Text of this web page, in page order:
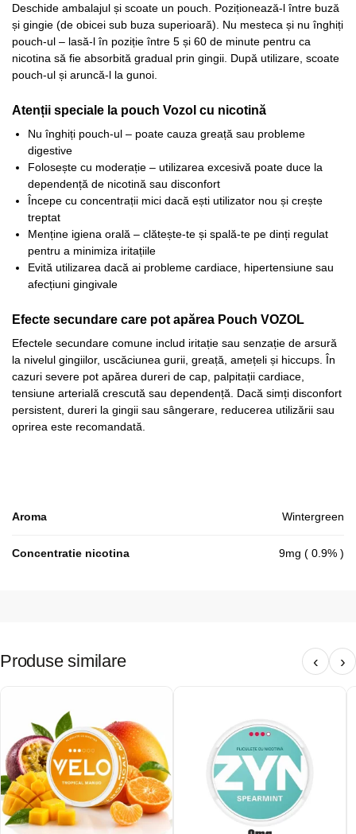
Deschide ambalajul și scoate un pouch. Poziționează-l între buză
și gingie (de obicei sub buza superioară). Nu mesteca și nu înghiți
pouch-ul – lasă-l în poziție între 5 și 60 de minute pentru ca
nicotina să fie absorbită gradual prin gingii. După utilizare, scoate
pouch-ul și aruncă-l la gunoi.​
Atenții speciale la pouch Vozol cu nicotină
Nu înghiți pouch-ul – poate cauza greață sau probleme
digestive​
Folosește cu moderație – utilizarea excesivă poate duce la
dependență de nicotină sau disconfort
Începe cu concentrații mici dacă ești utilizator nou și crește
treptat​
Menține igiena orală – clătește-te și spală-te pe dinți regulat
pentru a minimiza iritațiile
Evită utilizarea dacă ai probleme cardiace, hipertensiune sau
afecțiuni gingivale
Efecte secundare care pot apărea Pouch VOZOL
Efectele secundare comune includ iritație sau senzație de arsură
la nivelul gingiilor, uscăciunea gurii, greață, amețeli și hiccups. În
cazuri severe pot apărea dureri de cap, palpitații cardiace,
tensiune arterială crescută sau dependență. Dacă simți disconfort
persistent, dureri la gingii sau sângerare, reducerea utilizării sau
oprirea este recomandată.​
Aroma Wintergreen
Concentratie nicotina 9mg ( 0.9% )
Produse similare ‹ ›